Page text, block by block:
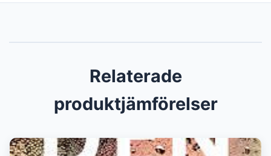
Relaterade
produktjämförelser